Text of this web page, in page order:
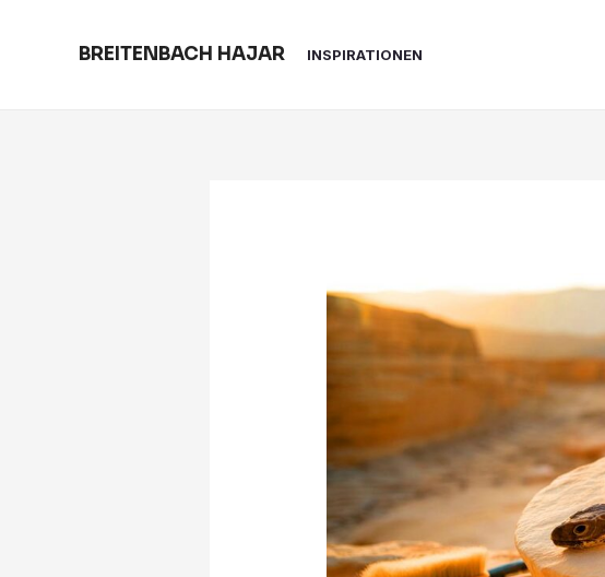
BREITENBACH HAJAR INSPIRATIONEN